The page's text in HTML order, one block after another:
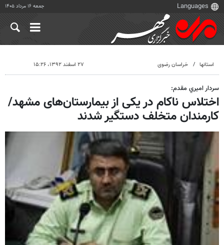
جمعه ۱۶ مرداد ۱۴۰۵
استانها خراسان رضوی ۲۷ اسفند ۱۳۹۲، ۱۵:۲۶
سردار اميري مقدم:
اختلاس ناکام در یکی از بيمارستان‌های مشهد/
کارمندان متخلف دستگیر شدند